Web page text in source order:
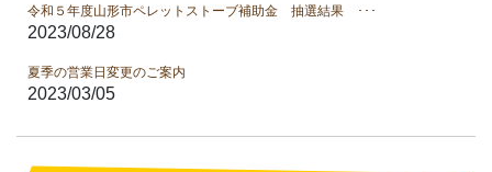
令和５年度山形市ペレットストーブ補助金 抽選結果 ･･･
2023/08/28
夏季の営業日変更のご案内
2023/03/05